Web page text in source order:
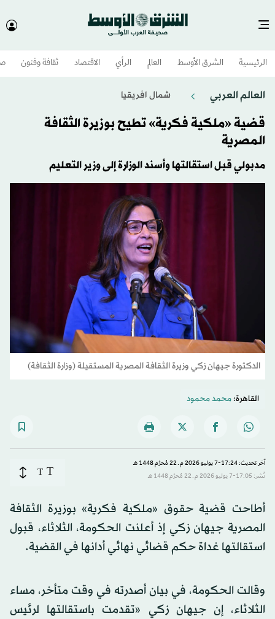
الرئيسية الشرق الأوسط​ العالم الرأي الاقتصاد ثقافة وفنون
العالم العربي شمال افريقيا
قضية «ملكية فكرية» تطيح بوزيرة الثقافة
المصرية
مدبولي قبل استقالتها وأسند الوزارة إلى وزير التعليم
الدكتورة جيهان زكي وزيرة الثقافة المصرية المستقيلة (وزارة الثقافة)
القاهرة:محمد محمود
آخر تحديث: 17:24-7 يوليو 2026 م ـ 22 مُحرَّم 1448 هـ
نُشر: 17:05-7 يوليو 2026 م ـ 22 مُحرَّم 1448 هـ
T
T
أطاحت قضية حقوق «ملكية فكرية» بوزيرة الثقافة
المصرية جيهان زكي إذ أعلنت الحكومة، الثلاثاء، قبول
استقالتها غداة حكم قضائي نهائي أدانها في القضية.
وقالت الحكومة، في بيان أصدرته في وقت متأخر، مساء
الثلاثاء، إن جيهان زكي «تقدمت باستقالتها لرئيس